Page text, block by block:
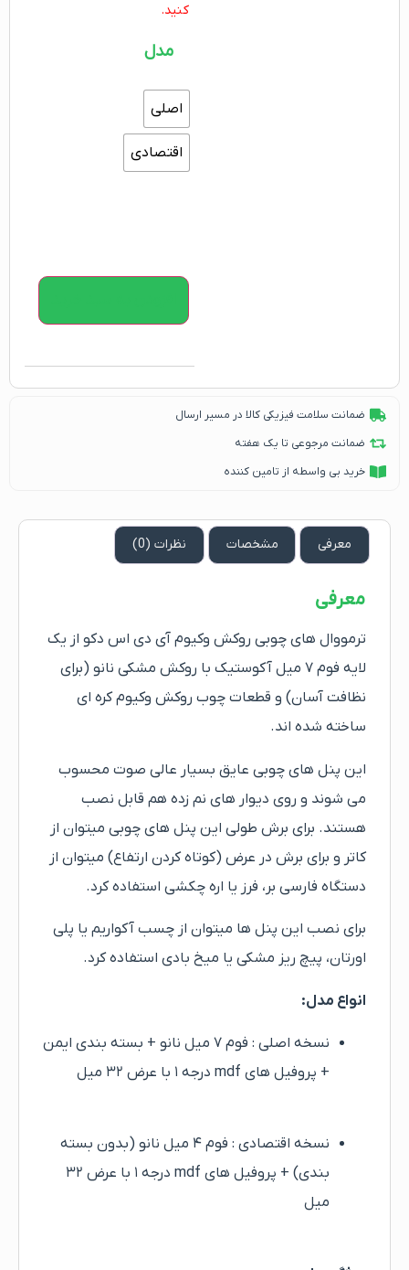
کنید.
مدل
اصلی
اقتصادی
ضمانت سلامت فیزیکی کالا در مسیر ارسال
ضمانت مرجوعی تا یک هفته
خرید بی واسطه از تامین کننده
معرفی مشخصات نظرات (0)
معرفی
ترمووال های چوبی روکش وکیوم آی دی اس دکو از یک
لایه فوم ۷ میل آکوستیک با روکش مشکی نانو (برای
نظافت آسان) و قطعات چوب روکش وکیوم کره ای
ساخته شده اند.
این پنل های چوبی عایق بسیار عالی صوت محسوب
می شوند و روی دیوار های نم زده هم قابل نصب
هستند. برای برش طولی این پنل های چوبی میتوان از
کاتر و برای برش در عرض (کوتاه کردن ارتفاع) میتوان از
دستگاه فارسی بر، فرز یا اره چکشی استفاده کرد.
برای نصب این پنل ها میتوان از چسب آکواریم یا پلی
اورتان، پیچ ریز مشکی یا میخ بادی استفاده کرد.
انواع مدل:
نسخه اصلی : فوم ۷ میل نانو + بسته بندی ایمن
+ پروفیل های mdf درجه ۱ با عرض ۳۲ میل
نسخه اقتصادی : فوم ۴ میل نانو (بدون بسته
بندی) + پروفیل های mdf درجه ۱ با عرض ۳۲
میل